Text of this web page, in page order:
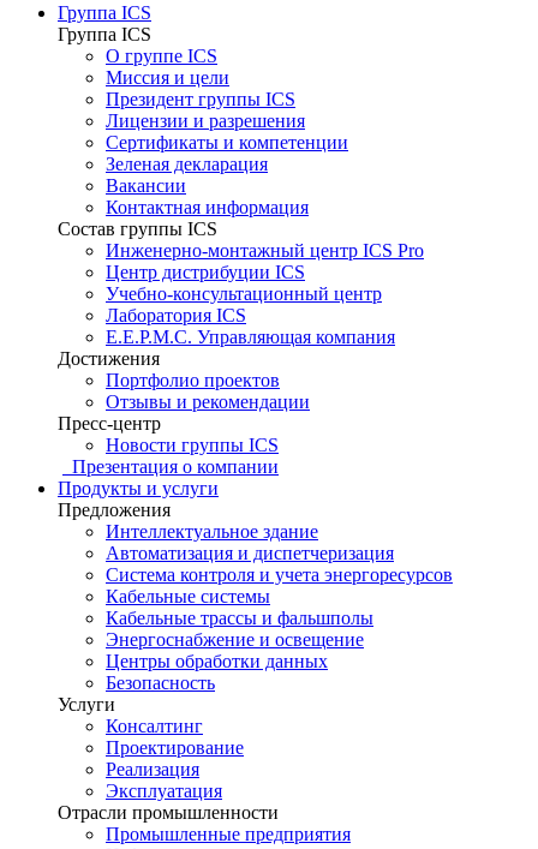
Группа ICS
Группа ICS
О группе ICS
Миссия и цели
Президент группы ICS
Лицензии и разрешения
Сертификаты и компетенции
Зеленая декларация
Вакансии
Контактная информация
Состав группы ICS
Инженерно-монтажный центр ICS Pro
Центр дистрибуции ICS
Учебно-консультационный центр
Лаборатория ICS
E.E.P.M.C. Управляющая компания
Достижения
Портфолио проектов
Отзывы и рекомендации
Пресс-центр
Новости группы ICS
Презентация о компании
Продукты и услуги
Предложения
Интеллектуальное здание
Автоматизация и диспетчеризация
Система контроля и учета энергоресурсов
Кабельные системы
Кабельные трассы и фальшполы
Энергоснабжение и освещение
Центры обработки данных
Безопасность
Услуги
Консалтинг
Проектирование
Реализация
Эксплуатация
Отрасли промышленности
Промышленные предприятия